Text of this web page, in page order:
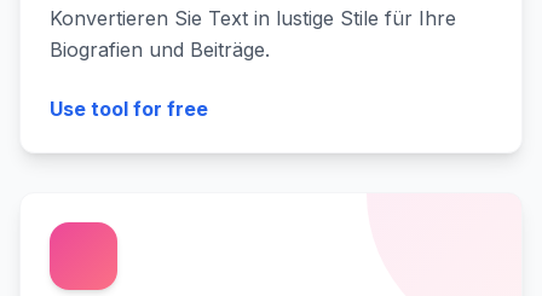
Konvertieren Sie Text in lustige Stile für Ihre
Biografien und Beiträge.
Use tool for free